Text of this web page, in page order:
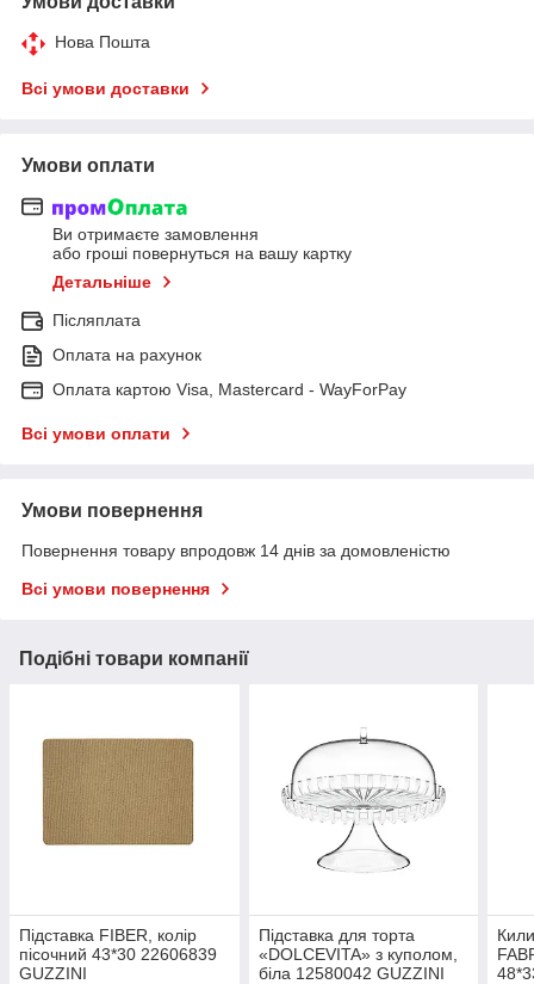
Нова Пошта
Всі умови доставки
Умови оплати
Ви отримаєте замовлення
або гроші повернуться на вашу картку
Детальніше
Післяплата
Оплата на рахунок
Оплата картою Visa, Mastercard - WayForPay
Всі умови оплати
Умови повернення
Повернення товару впродовж 14 днів за домовленістю
Всі умови повернення
Подібні товари компанії
Підставка FIBER, колір
пісочний 43*30 22606839
GUZZINI
Підставка для торта
«DOLCEVITA» з куполом,
біла 12580042 GUZZINI